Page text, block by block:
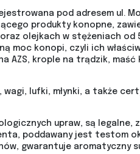
pod adresem ul.
produkty konopne,
olejkach w stężeniach od
moc konopi, czyli ich
AZS, krople na trądzik,
lufki, młynki, a także
upraw, są legalne,
poddawany jest testom
gwarantuje aromatyczny